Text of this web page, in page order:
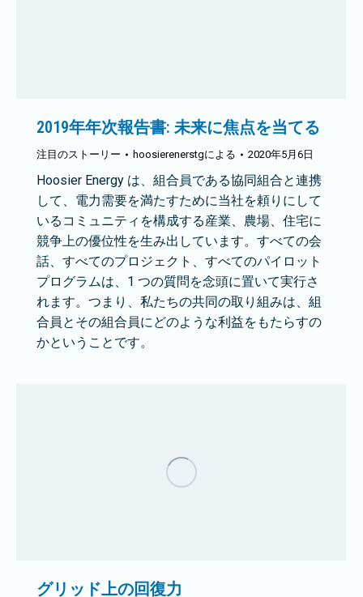
2019年年次報告書: 未来に焦点を当てる
注目のストーリー hoosierenerstgによる 2020年5月6日
Hoosier Energy は、組合員である協同組合と連携
して、電力需要を満たすために当社を頼りにして
いるコミュニティを構成する産業、農場、住宅に
競争上の優位性を生み出しています。すべての会
話、すべてのプロジェクト、すべてのパイロット
プログラムは、1 つの質問を念頭に置いて実行さ
れます。つまり、私たちの共同の取り組みは、組
合員とその組合員にどのような利益をもたらすの
かということです。
グリッド上の回復力